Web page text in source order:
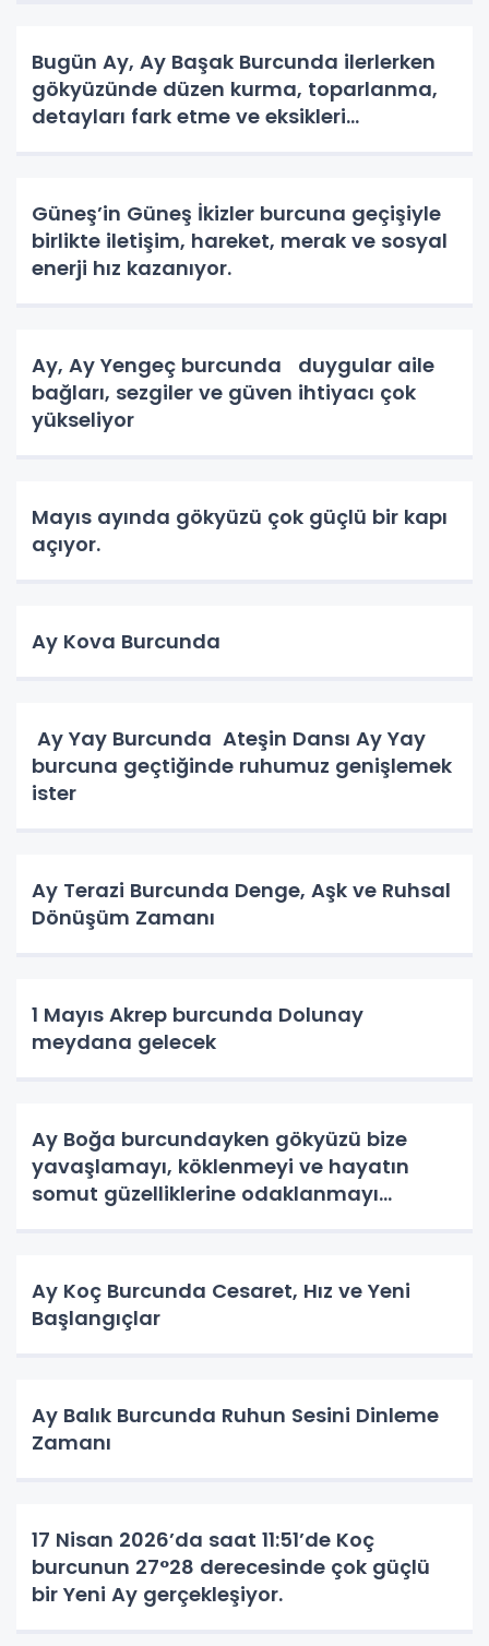
Bugün Ay, Ay Başak Burcunda ilerlerken
gökyüzünde düzen kurma, toparlanma,
detayları fark etme ve eksikleri
Güneş’in Güneş İkizler burcuna geçişiyle
birlikte iletişim, hareket, merak ve sosyal
enerji hız kazanıyor.
Ay, Ay Yengeç burcunda duygular aile
bağları, sezgiler ve güven ihtiyacı çok
yükseliyor
Mayıs ayında gökyüzü çok güçlü bir kapı
açıyor.
Ay Kova Burcunda
Ay Yay Burcunda Ateşin Dansı Ay Yay
burcuna geçtiğinde ruhumuz genişlemek
ister
Ay Terazi Burcunda Denge, Aşk ve Ruhsal
Dönüşüm Zamanı
1 Mayıs Akrep burcunda Dolunay
meydana gelecek
Ay Boğa burcundayken gökyüzü bize
yavaşlamayı, köklenmeyi ve hayatın
somut güzelliklerine odaklanmayı
Ay Koç Burcunda Cesaret, Hız ve Yeni
Başlangıçlar
Ay Balık Burcunda Ruhun Sesini Dinleme
Zamanı
17 Nisan 2026’da saat 11:51’de Koç
burcunun 27°28 derecesinde çok güçlü
bir Yeni Ay gerçekleşiyor.